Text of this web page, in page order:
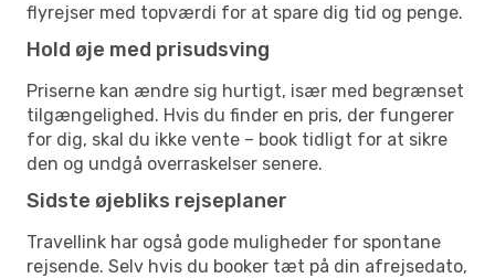
flyrejser med topværdi for at spare dig tid og penge.
Hold øje med prisudsving
Priserne kan ændre sig hurtigt, især med begrænset
tilgængelighed. Hvis du finder en pris, der fungerer
for dig, skal du ikke vente – book tidligt for at sikre
den og undgå overraskelser senere.
Sidste øjebliks rejseplaner
Travellink har også gode muligheder for spontane
rejsende. Selv hvis du booker tæt på din afrejsedato,